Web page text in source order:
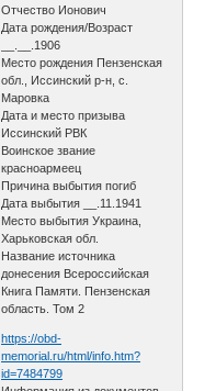
Отчество Ионович
Дата рождения/Возраст
__.__.1906
Место рождения Пензенская
обл., Иссинский р-н, с.
Маровка
Дата и место призыва
Иссинский РВК
Воинское звание
красноармеец
Причина выбытия погиб
Дата выбытия __.11.1941
Место выбытия Украина,
Харьковская обл.
Название источника
донесения Всероссийская
Книга Памяти. Пензенская
область. Том 2
https://obd-
memorial.ru/html/info.htm?
id=7484799